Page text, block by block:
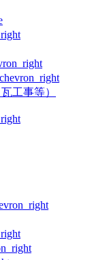
chevron_right
工事等）